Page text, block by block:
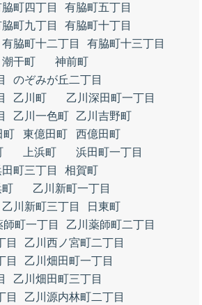
町四丁目
有脇町五丁目
町九丁目
有脇町十丁目
有脇町十二丁目
有脇町十三丁目
潮干町
神前町
のぞみが丘二丁目
乙川町
乙川深田町一丁目
乙川一色町
乙川吉野町
町 東億田町
西億田町
上浜町
浜田町一丁目
町三丁目
相賀町
町
乙川新町一丁目
乙川新町三丁目
日東町
師町一丁目
乙川薬師町二丁目
目
乙川西ノ宮町二丁目
目
乙川畑田町一丁目
乙川畑田町三丁目
目
乙川源内林町二丁目